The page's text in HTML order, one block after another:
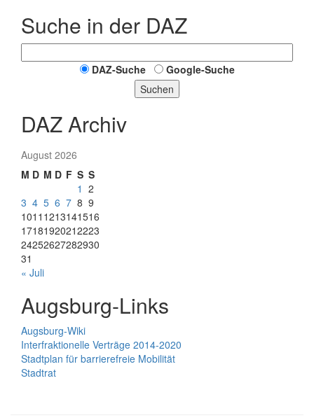
Suche in der DAZ
DAZ-Suche
Google-Suche
Suchen
DAZ Archiv
August 2026
M D M D F S S
1 2
3 4 5 6 7 8 9
1011 1213141516
17181920212223
24252627282930
31
« Juli
Augsburg-Links
Augsburg-Wiki
Interfraktionelle Verträge 2014-2020
Stadtplan für barrierefreie Mobilität
Stadtrat